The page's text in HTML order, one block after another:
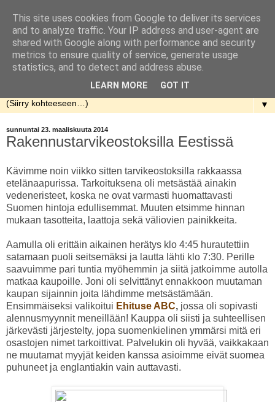
Rakennellen
Nuorenparin taival talon rakentamisen parissa. Aloitusaika
kevät 2013.
▼
sunnuntai 23. maaliskuuta 2014
Rakennustarvikeostoksilla Eestissä
Kävimme noin viikko sitten tarvikeostoksilla rakkaassa
etelänaapurissa. Tarkoituksena oli metsästää ainakin
vedeneristeet, koska ne ovat varmasti huomattavasti
Suomen hintoja edullisemmat. Muuten etsimme hinnan
mukaan tasotteita, laattoja sekä väliovien painikkeita.
Aamulla oli erittäin aikainen herätys klo 4:45 hurautettiin
satamaan puoli seitsemäksi ja lautta lähti klo 7:30. Perille
saavuimme pari tuntia myöhemmin ja siitä jatkoimme autolla
matkaa kaupoille. Joni oli selvittänyt ennakkoon muutaman
kaupan sijainnin joita lähdimme metsästämään.
Ensimmäiseksi valikoitui Ehituse ABC, jossa oli sopivasti
alennusmyynnit meneillään! Kauppa oli siisti ja suhteellisen
järkevästi järjestelty, jopa suomenkielinen ymmärsi mitä eri
osastojen nimet tarkoittivat. Palvelukin oli hyvää, vaikkakaan
ne muutamat myyjät keiden kanssa asioimme eivät suomea
puhuneet ja englantiakin vain auttavasti.
This site uses cookies from Google to deliver its services
and to analyze traffic. Your IP address and user-agent are
shared with Google along with performance and security
metrics to ensure quality of service, generate usage
statistics, and to detect and address abuse.
LEARN MORE GOT IT